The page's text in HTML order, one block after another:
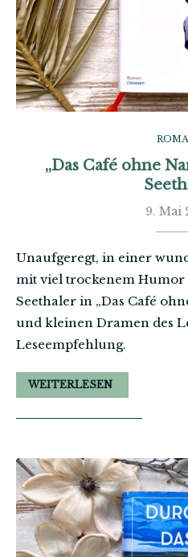
„Das Café ohne
9. Mai
Unaufgeregt, in einer
mit viel trockenem Humor
Seethaler in „Das Café
und kleinen Dramen des
Leseempfehlung.
WEITERLESEN